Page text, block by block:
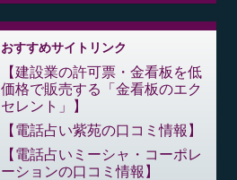
おすすめサイトリンク
建設業の許可票・金看板を低
価格で販売する「金看板のエク
セレント」
電話占い紫苑の口コミ情報
電話占いミーシャ・コーポレ
ーションの口コミ情報